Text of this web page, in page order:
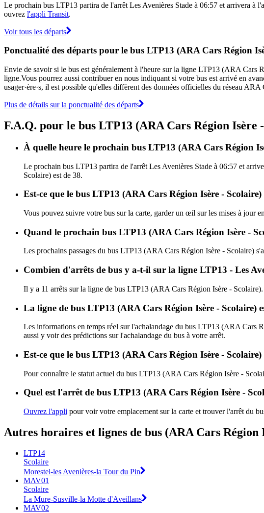
Le prochain bus LTP13 partira de l'arrêt Les Avenières Stade à 06:57 et arrivera à
ouvrez l'appli Transit.
Voir tous les départs
Ponctualité des départs pour le bus LTP13 (ARA Cars Région
Envie de savoir si le bus est généralement à l'heure sur la ligne LTP13 (ARA Cars
ligne.Vous pourrez aussi contribuer en nous indiquant si votre bus est arrivé en
usager·ère·s, il est possible qu'elles diffèrent des données officielles du réseau
Plus de détails sur la ponctualité des départs
F.A.Q. pour le bus LTP13 (ARA Cars Région Isère
À quelle heure le prochain bus LTP13 (ARA Cars Région
Le prochain bus LTP13 partira de l'arrêt Les Avenières Stade à 06:57 et
Scolaire) est de 38.
Est-ce que le bus LTP13 (ARA Cars Région Isère -
Vous pouvez suivre votre bus sur la carte, garder un œil sur les mises à jour
Quand le prochain bus LTP13 (ARA Cars Région Isère -
Les prochains passages du bus LTP13 (ARA Cars Région Isère - Scolaire)
Combien d'arrêts de bus y a-t-il sur la ligne LTP13 - Les
Il y a 11 arrêts sur la ligne de bus LTP13 (ARA Cars Région Isère - Scolaire).
La ligne de bus LTP13 (ARA Cars Région Isère - Scolaire)
Les informations en temps réel sur l'achalandage du bus LTP13 (ARA Cars
aussi y voir des prédictions sur l'achalandage du bus à votre arrêt.
Est-ce que le bus LTP13 (ARA Cars Région Isère - Scolaire)
Pour connaître le statut actuel du bus LTP13 (ARA Cars Région Isère -
Quel est l'arrêt de bus LTP13 (ARA Cars Région Isère -
Ouvrez l'appli pour voir votre emplacement sur la carte et trouver l'arrêt du
Autres horaires et lignes de bus (ARA Cars Région
LTP14
Scolaire
Morestel-les Avenières-la Tour du Pin
MAV01
Scolaire
La Mure-Susville-la Motte d'Aveillans
MAV02